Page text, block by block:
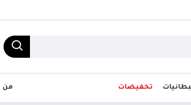
تخفيضات من